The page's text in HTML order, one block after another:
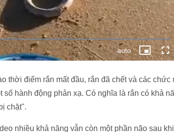
thời điểm rắn mất đầu, rắn đã chết và các
số hành động phản xạ. Có nghĩa là rắn có khả
chặt".
nhiều khả năng vẫn còn một phần não sau